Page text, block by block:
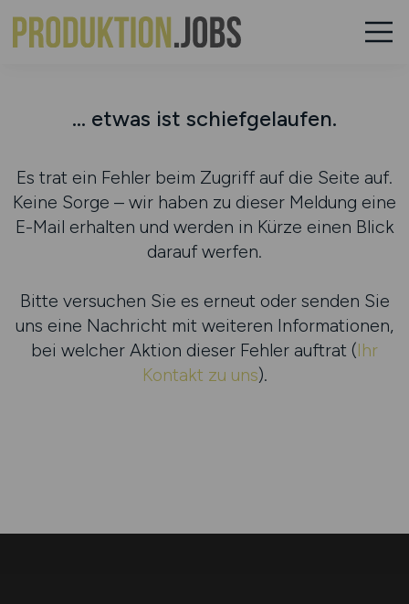
... etwas ist schiefgelaufen.
Es trat ein Fehler beim Zugriff auf die Seite auf.
Keine Sorge – wir haben zu dieser Meldung eine
E-Mail erhalten und werden in Kürze einen Blick
darauf werfen.
Bitte versuchen Sie es erneut oder senden Sie
uns eine Nachricht mit weiteren Informationen,
bei welcher Aktion dieser Fehler auftrat (Ihr
Kontakt zu uns).